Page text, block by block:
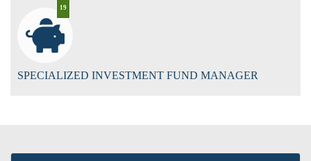
19
SPECIALIZED INVESTMENT FUND MANAGER